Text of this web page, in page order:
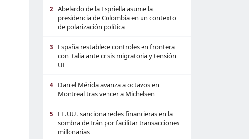
2
Abelardo de la Espriella asume la
presidencia de Colombia en un contexto
de polarización política
3
España restablece controles en frontera
con Italia ante crisis migratoria y tensión
UE
4
Daniel Mérida avanza a octavos en
Montreal tras vencer a Michelsen
5
EE.UU. sanciona redes financieras en la
sombra de Irán por facilitar transacciones
millonarias